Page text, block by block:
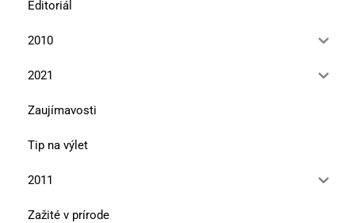
Editoriál
2010
2021
Zaujímavosti
Tip na výlet
2011
Zažité v prírode